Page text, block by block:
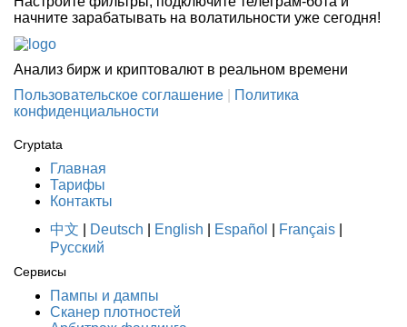
начните зарабатывать на волатильности уже сегодня!
Анализ бирж и криптовалют в реальном времени
Пользовательское соглашение
Политика
конфиденциальности
Cryptata
Главная
Тарифы
Контакты
中文
Deutsch English Español Français
Русский
Сервисы
Пампы и дампы
Сканер плотностей